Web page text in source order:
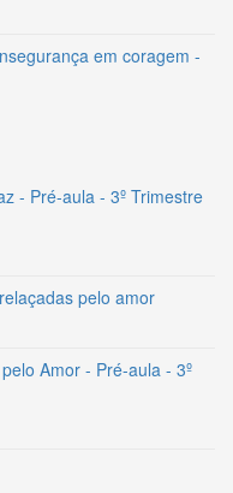
em coragem -
- Pré-aula - 3º Trimestre
pelo amor
Amor - Pré-aula - 3º